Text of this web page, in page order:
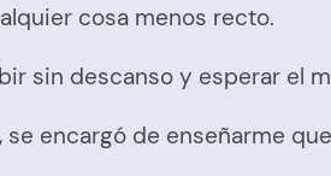
cosa menos recto.
sin descanso y esperar el
se encargó de enseñarme